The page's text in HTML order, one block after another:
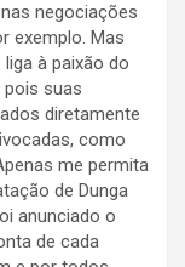
negociações
exemplo. Mas
à paixão do
pois suas
diretamente
como
me permita
de Dunga
anunciado o
de cada